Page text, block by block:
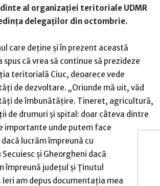
al organizației teritoriale UDMR
delegaților din octombrie.
care deține și în prezent această
că vrea să continue să prezideze
teritorială Ciuc, deoarece vede
de dezvoltare. „Oriunde mă uit, văd
de îmbunătățire. Tineret, agricultură,
de drumuri și spital: doar câteva dintre
importante unde putem face
dacă lucrăm împreună cu
și Gheorgheni dacă
împreună județul și Ținutul
Ieri am depus documentația mea